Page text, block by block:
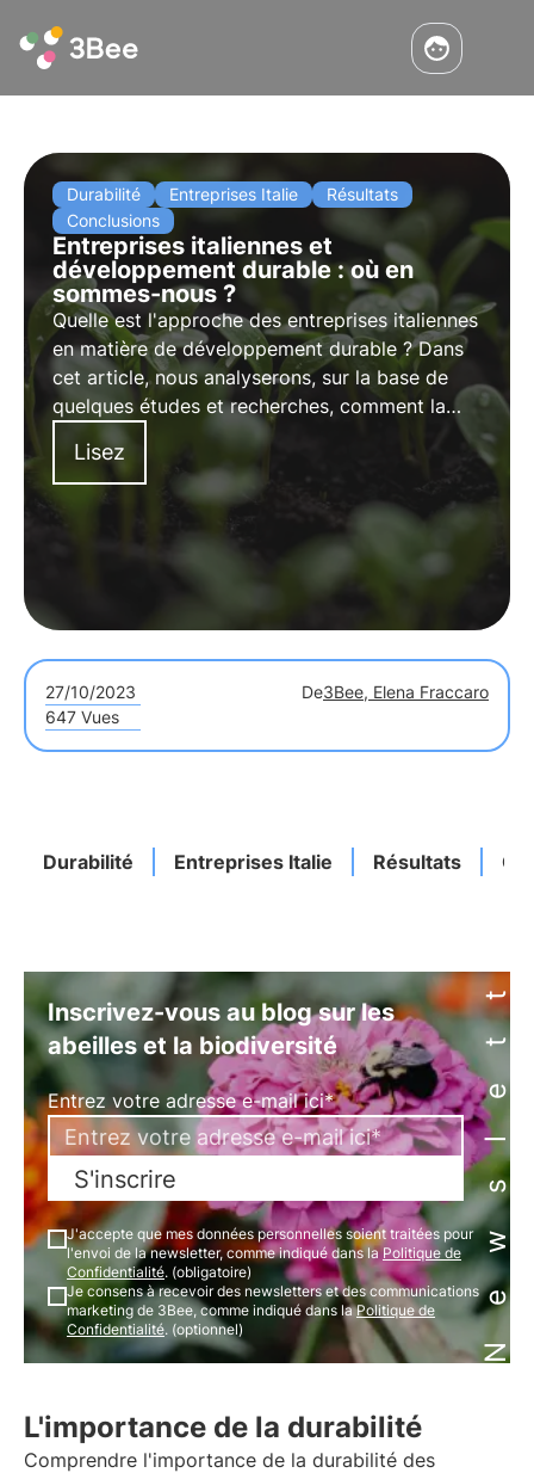
Durabilité Entreprises Italie
Résultats
Conclusions
Entreprises italiennes et
développement durable : où en
sommes-nous ?
Quelle est l'approche des entreprises italiennes
en matière de développement durable ? Dans
cet article, nous analyserons, sur la base de
quelques études et recherches, comment la
durabilité devient un levier commercial
stratégique, aidant à gérer les risques et à
réduire les coûts.
Lisez
27/10/2023 De3Bee, Elena Fraccaro
647 Vues
Durabilité Entreprises Italie Résultats Newsletter
Inscrivez-vous au blog sur les
abeilles et la biodiversité
Entrez votre adresse e-mail ici*
S'inscrire
J'accepte que mes données personnelles soient traitées pour
l'envoi de la newsletter, comme indiqué dans laPolitique de
Confidentialité. (obligatoire)
Je consens à recevoir des newsletters et des communications
marketing de 3Bee, comme indiqué dans laPolitique de
Confidentialité. (optionnel)
L'importance de la durabilité
Comprendre l'importance de la durabilité des